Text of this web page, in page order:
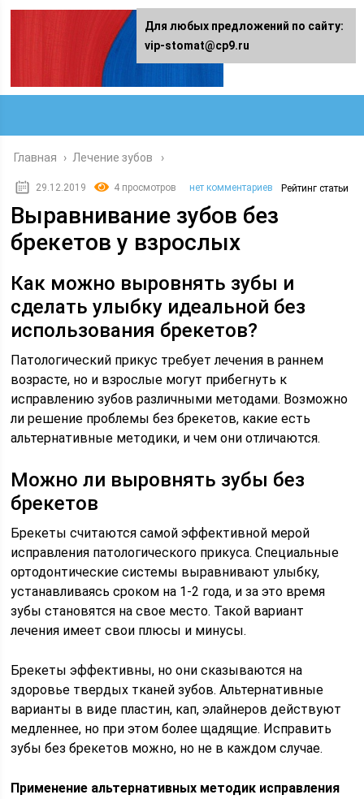
Главная › Лечение зубов
29.12.2019 4 просмотров нет комментариев Рейтинг статьи
Выравнивание зубов без
брекетов у взрослых
Как можно выровнять зубы и
сделать улыбку идеальной без
использования брекетов?
Патологический прикус требует лечения в раннем
возрасте, но и взрослые могут прибегнуть к
исправлению зубов различными методами. Возможно
ли решение проблемы без брекетов, какие есть
альтернативные методики, и чем они отличаются.
Можно ли выровнять зубы без
брекетов
Брекеты считаются самой эффективной мерой
исправления патологического прикуса. Специальные
ортодонтические системы выравнивают улыбку,
устанавливаясь сроком на 1-2 года, и за это время
зубы становятся на свое место. Такой вариант
лечения имеет свои плюсы и минусы.
Брекеты эффективны, но они сказываются на
здоровье твердых тканей зубов. Альтернативные
варианты в виде пластин, кап, элайнеров действуют
медленнее, но при этом более щадящие. Исправить
зубы без брекетов можно, но не в каждом случае.
Применение альтернативных методик исправления
Для любых предложений по сайту:
vip-stomat@cp9.ru